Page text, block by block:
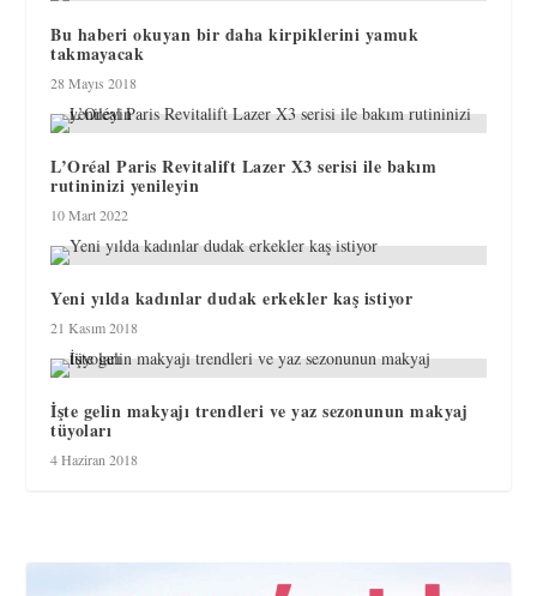
Bu haberi okuyan bir daha kirpiklerini yamuk
takmayacak
28 Mayıs 2018
L’Oréal Paris Revitalift Lazer X3 serisi ile bakım
rutininizi yenileyin
10 Mart 2022
Yeni yılda kadınlar dudak erkekler kaş istiyor
21 Kasım 2018
İşte gelin makyajı trendleri ve yaz sezonunun makyaj
tüyoları
4 Haziran 2018